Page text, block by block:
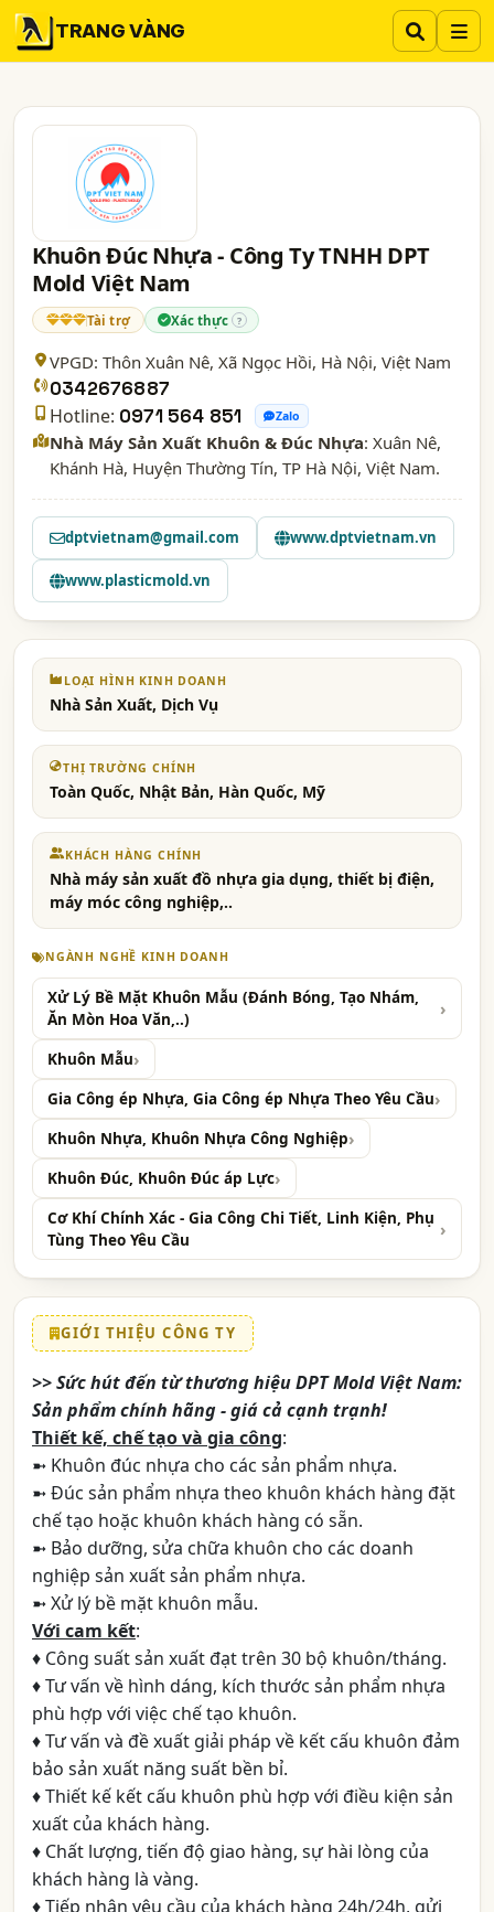
TRANG VÀNG
Khuôn Đúc Nhựa - Công Ty TNHH DPT
Mold Việt Nam
Tài trợ Xác thực ?
VPGD: Thôn Xuân Nê, Xã Ngọc Hồi, Hà Nội, Việt Nam
0342676887
Hotline: 0971 564 851 Zalo
Nhà Máy Sản Xuất Khuôn & Đúc Nhựa: Xuân Nê,
Khánh Hà, Huyện Thường Tín, TP Hà Nội, Việt Nam.
dptvietnam@gmail.com www.dptvietnam.vn
www.plasticmold.vn
LOẠI HÌNH KINH DOANH
Nhà Sản Xuất, Dịch Vụ
THỊ TRƯỜNG CHÍNH
Toàn Quốc, Nhật Bản, Hàn Quốc, Mỹ
KHÁCH HÀNG CHÍNH
Nhà máy sản xuất đồ nhựa gia dụng, thiết bị điện,
máy móc công nghiệp,..
NGÀNH NGHỀ KINH DOANH
Xử Lý Bề Mặt Khuôn Mẫu (Đánh Bóng, Tạo Nhám,
Ăn Mòn Hoa Văn,..)
Khuôn Mẫu
Gia Công ép Nhựa, Gia Công ép Nhựa Theo Yêu Cầu
Khuôn Nhựa, Khuôn Nhựa Công Nghiệp
Khuôn Đúc, Khuôn Đúc áp Lực
Cơ Khí Chính Xác - Gia Công Chi Tiết, Linh Kiện, Phụ
Tùng Theo Yêu Cầu
GIỚI THIỆU CÔNG TY
>> Sức hút đến từ thương hiệu DPT Mold Việt Nam:
Sản phẩm chính hãng - giá cả cạnh trạnh!
Thiết kế, chế tạo và gia công:
➼ Khuôn đúc nhựa cho các sản phẩm nhựa.
➼ Đúc sản phẩm nhựa theo khuôn khách hàng đặt
chế tạo hoặc khuôn khách hàng có sẵn.
➼ Bảo dưỡng, sửa chữa khuôn cho các doanh
nghiệp sản xuất sản phẩm nhựa.
➼ Xử lý bề mặt khuôn mẫu.
Với cam kết:
♦ Công suất sản xuất đạt trên 30 bộ khuôn/tháng.
♦ Tư vấn về hình dáng, kích thước sản phẩm nhựa
phù hợp với việc chế tạo khuôn.
♦ Tư vấn và đề xuất giải pháp về kết cấu khuôn đảm
bảo sản xuất năng suất bền bỉ.
♦ Thiết kế kết cấu khuôn phù hợp với điều kiện sản
xuất của khách hàng.
♦ Chất lượng, tiến độ giao hàng, sự hài lòng của
khách hàng là vàng.
♦ Tiếp nhận yêu cầu của khách hàng 24h/24h, gửi